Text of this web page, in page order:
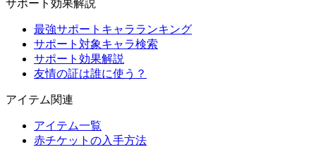
サポート効果解説
最強サポートキャラランキング
サポート対象キャラ検索
サポート効果解説
友情の証は誰に使う？
アイテム関連
アイテム一覧
赤チケットの入手方法